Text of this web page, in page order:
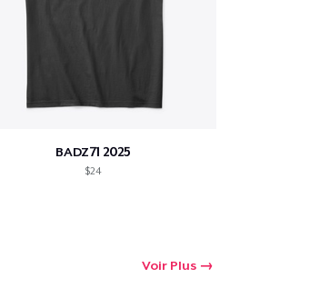
BADZ71 2025
$24
Voir Plus